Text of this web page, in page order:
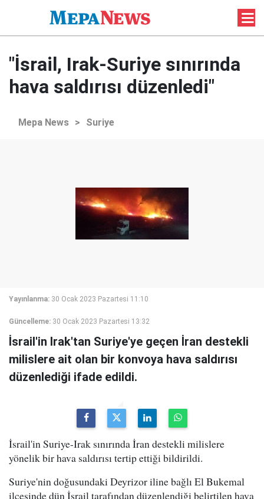
"İsrail, Irak-Suriye sınırında
hava saldırısı düzenledi"
Mepa News > Suriye
Yayınlanma: 30 Ocak 2023 Pazartesi 11:10
Güncelleme: 30 Ocak 2023 Pazartesi 13:32
İsrail'in Irak'tan Suriye'ye geçen İran destekli
milislere ait olan bir konvoya hava saldırısı
düzenlediği ifade edildi.
İsrail'in Suriye-Irak sınırında İran destekli milislere
yönelik bir hava saldırısı tertip ettiği bildirildi.
Suriye'nin doğusundaki Deyrizor iline bağlı El Bukemal
ilçesinde dün İsrail tarafından düzenlendiği belirtilen hava